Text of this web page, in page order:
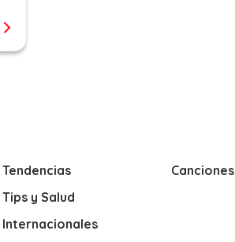
Tendencias
Tips y Salud
Internacionales
Canciones